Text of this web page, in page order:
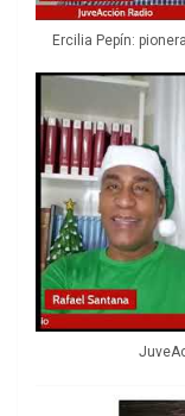
Ercilia Pepín: